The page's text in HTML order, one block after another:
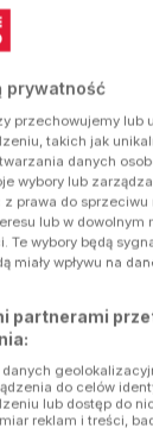
prywatność
przechowujemy lub
takich jak
danych
wybory lub
z prawa do
lub w dowolnym
Te wybory będą
miały wpływu na
partnerami
danych
do celów
lub dostęp do
reklam i treści,